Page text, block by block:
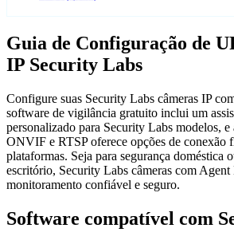
Guia de Configuração de
IP Security Labs
Configure suas Security Labs câmeras IP
software de vigilância gratuito inclui um
personalizado para Security Labs modelos,
ONVIF e RTSP oferece opções de conexão
plataformas. Seja para segurança doméstica
escritório, Security Labs câmeras com
monitoramento confiável e seguro.
Software compatível com